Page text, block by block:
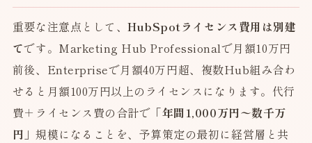
重要な注意点として、HubSpotライセンス費用は別建
てです。Marketing Hub Professionalで月額10万円
前後、Enterpriseで月額40万円超、複数Hub組み合わ
せると月額100万円以上のライセンスになります。代行
費＋ライセンス費の合計で 「年間1,000万円〜数千万
円」 規模になることを、予算策定の最初に経営層と共